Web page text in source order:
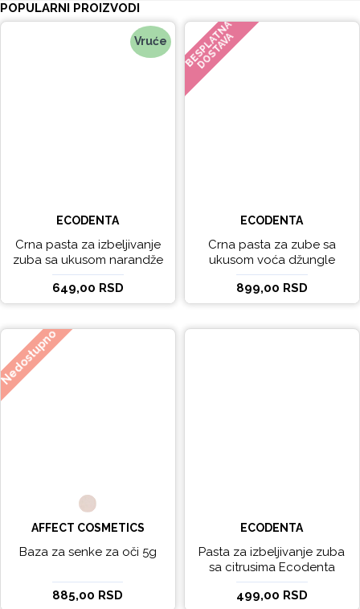
POPULARNI PROIZVODI
Vruće
ECODENTA
Crna pasta za izbeljivanje
zuba sa ukusom narandže
Ecodenta 100 ml
649,00 RSD
BESPLATNA
DOSTAVA
ECODENTA
Crna pasta za zube sa
ukusom voća džungle
Ecodenta 75 ml
899,00 RSD
AFFECT COSMETICS
Baza za senke za oči 5g
885,00 RSD
ECODENTA
Pasta za izbeljivanje zuba
sa citrusima Ecodenta
EXPERT LINE EXCEPTIONAL
WHITENING 100ml
499,00 RSD